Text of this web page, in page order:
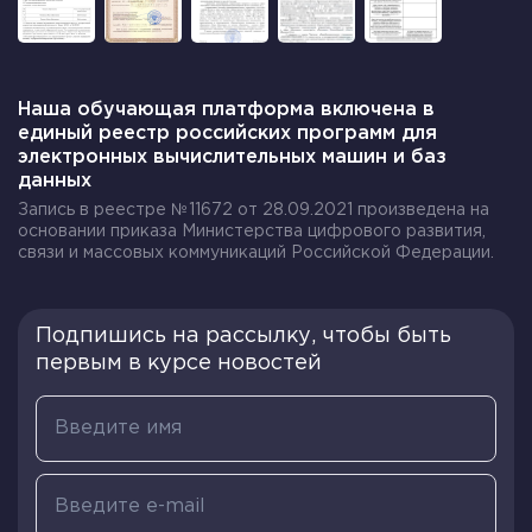
сказочного персонажа (сказочного царя).
Хотя это легенда основывается на реальных
Сам герой действительно существовал и
возможно обладал теми чертами, которые мы
увидели в строках легенды.
Вот как описывают Ермака булгарская
(татарская) народная история:
Россию, где ему дали войско и направили на
завоевание Сибири.
Ермак скорее всего был татарином, это
некоторых ист. деталях (например, имя по
Наша обучающая платформа включена в
единый реестр российских программ для
электронных вычислительных машин и баз
данных
Запись в реестре №11672 от 28.09.2021 произведена на
основании приказа Министерства цифрового развития,
связи и массовых коммуникаций Российской Федерации.
Подпишись на рассылку, чтобы быть
первым в курсе новостей